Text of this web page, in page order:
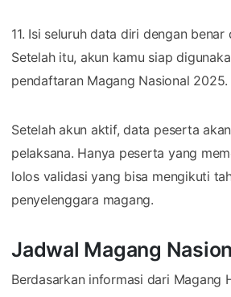
11. Isi seluruh data diri dengan benar
Setelah itu, akun kamu siap
pendaftaran Magang Nasional 2025.
Setelah akun aktif, data peserta
pelaksana. Hanya peserta yang
lolos validasi yang bisa mengikuti
penyelenggara magang.
Jadwal Magang
Berdasarkan informasi dari Magang